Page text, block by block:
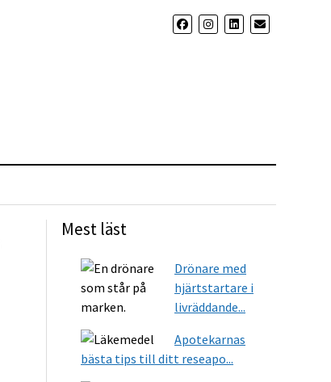
Mest läst
Drönare med
hjärtstartare i
livräddande...
Apotekarnas
bästa tips till ditt reseapo...